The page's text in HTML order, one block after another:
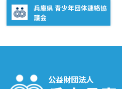
兵庫県 青少年団体連絡協
議会